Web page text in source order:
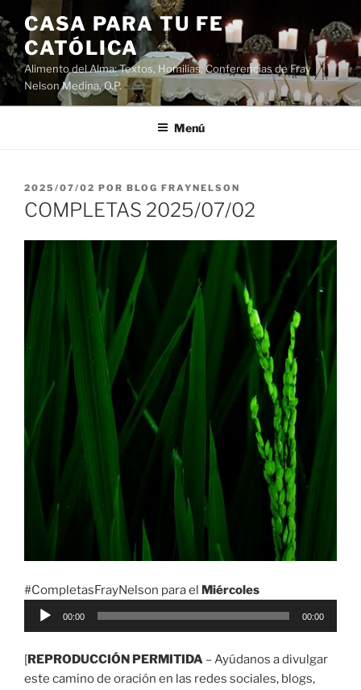
Saltar
al
contenido
CASA PARA TU FE
CATÓLICA
Alimento del Alma: Textos, Homilias, Conferencias de Fray
Nelson Medina, O.P.
Menú
PUBLICADO
EL
2025/07/02 POR BLOG FRAYNELSON
COMPLETAS 2025/07/02
#CompletasFrayNelson para el Miércoles
Reproductor
00:00 00:00
[ REPRODUCCIÓN PERMITIDA – Ayúdanos a divulgar
este camino de oración en las redes sociales, blogs,